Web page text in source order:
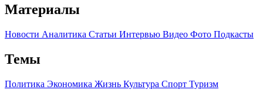
Материалы
Новости Аналитика Статьи Интервью Видео Фото Подкасты
Темы
Политика Экономика Жизнь Культура Спорт Туризм